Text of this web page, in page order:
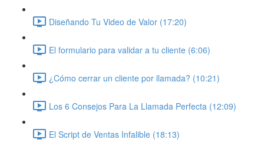
Diseñando Tu Video de Valor (17:20)
El formulario para validar a tu cliente (6:06)
¿Cómo cerrar un cliente por llamada? (10:21)
Los 6 Consejos Para La Llamada Perfecta (12:09)
El Script de Ventas Infalible (18:13)